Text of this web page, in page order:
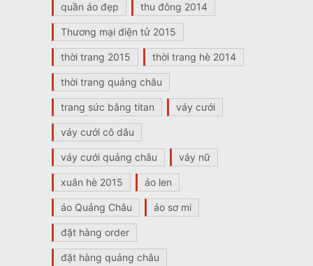
quần áo đẹp thu đông 2014
Thương mại điện tử 2015
thời trang 2015 thời trang hè 2014
thời trang quảng châu
trang sức bằng titan váy cưới
váy cưới cô dâu
váy cưới quảng châu váy nữ
xuân hè 2015 áo len
áo Quảng Châu áo sơ mi
đặt hàng order
đặt hàng quảng châu